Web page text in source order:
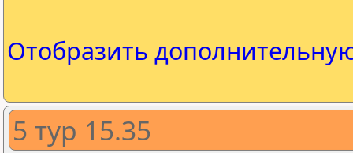
Отобразить
5 тур 15.35